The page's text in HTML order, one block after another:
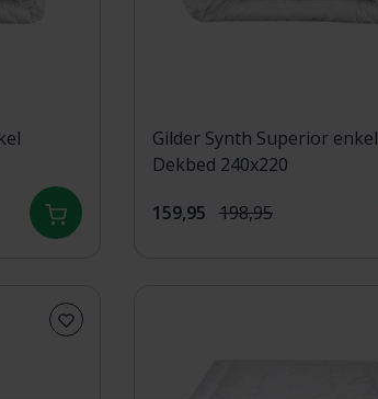
Gilder Synth Superior enkel
Dekbed 240x220
159,95 198,95